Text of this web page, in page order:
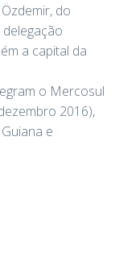
do
a capital da
o Mercosul
2016),
e